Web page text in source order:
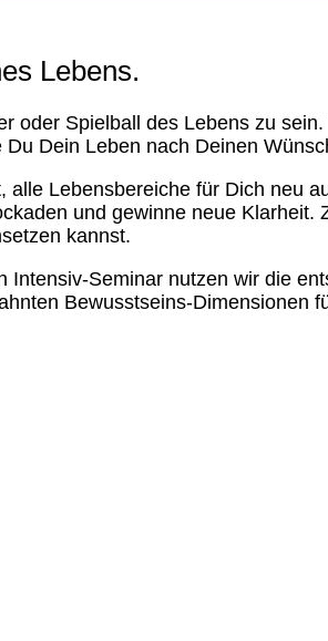
Lebens.
oder Spielball des Lebens zu
Dein Leben nach Deinen
alle Lebensbereiche für Dich neu
und gewinne neue
kannst.
Intensiv-Seminar nutzen wir die
Bewusstseins-Dimensionen